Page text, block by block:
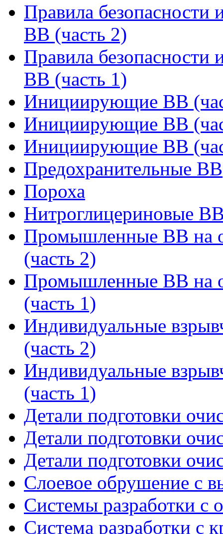
Правила
ВВ (часть 2)
Правила
ВВ (часть 1)
Инициирующие ВВ
Инициирующие ВВ
Инициирующие ВВ
Предохранительные ВВ
Пороха
Нитроглицериновые
Промышленные ВВ на
(часть 2)
Промышленные ВВ на
(часть 1)
Индивидуальные
(часть 2)
Индивидуальные
(часть 1)
Детали подготовки
Детали подготовки
Детали подготовки
Cлоевое обрушение с
Системы разработки
Система разработки с